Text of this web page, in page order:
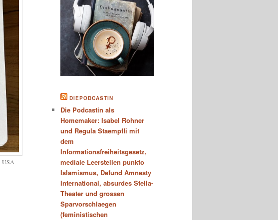
USA
DIEPODCASTIN
Die Podcastin als
Homemaker: Isabel Rohner
und Regula Staempfli mit
dem
Informationsfreiheitsgesetz,
mediale Leerstellen punkto
Islamismus, Defund Amnesty
International, absurdes Stella-
Theater und grossen
Sparvorschlaegen
(feministischen